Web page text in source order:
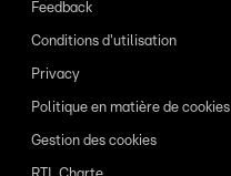
Feedback
Conditions d'utilisation
Privacy
Politique en matière de cookies
Gestion des cookies